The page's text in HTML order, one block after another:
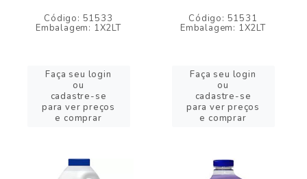
Código: 51533
Embalagem: 1X2LT
Faça seu login
ou
cadastre-se
para ver preços
e comprar
Código: 51531
Embalagem: 1X2LT
Faça seu login
ou
cadastre-se
para ver preços
e comprar